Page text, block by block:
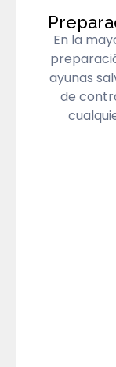
En la
ayunas
de